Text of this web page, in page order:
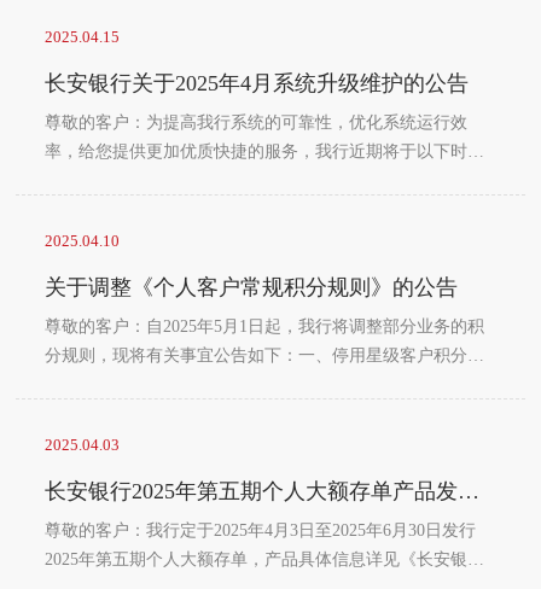
一），我行部分营业网点正常营业。营业网点和时间详见附
表》。二、营业期间网点仅办理个人业务。三、劳动节假期
期间，您可通过我行手机银行、微信银行、网上银行、...
2025.04.15
长安银行关于2025年4月系统升级维护的公告
尊敬的客户：为提高我行系统的可靠性，优化系统运行效
率，给您提供更加优质快捷的服务，我行近期将于以下时段
财发生购买赎回交易失败的情况，同时将短暂影响我行支付
00:00至凌晨07:00，期间将短暂影响我行手机银行、网上银
行、微信银行等电子银行业务，如遇故障请重新登录。...
2025.04.10
关于调整《个人客户常规积分规则》的公告
尊敬的客户：自2025年5月1日起，我行将调整部分业务的积
分规则，现将有关事宜公告如下：一、停用星级客户积分规
期内（个人常规积分有效期最长两年）在长安商城兑换使
分规则自2025年5月1日起，我行将停用原《个人客户常规积
分规则》中“信用卡交易积分规则”，该规则已累计的积分可
在有效期内（...
2025.04.03
长安银行2025年第五期个人大额存单产品发行公告
尊敬的客户：我行定于2025年4月3日至2025年6月30日发行
2025年第五期个人大额存单，产品具体信息详见《长安银行